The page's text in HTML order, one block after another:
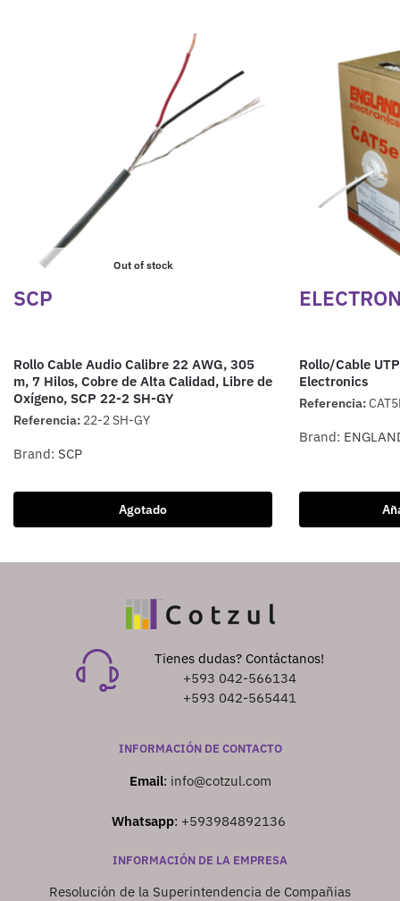
Out of stock
SCP
Rollo Cable Audio Calibre 22 AWG, 305
m, 7 Hilos, Cobre de Alta Calidad, Libre de
Oxígeno, SCP 22-2 SH-GY
Referencia: 22-2 SH-GY
Brand: SCP
Agotado
Rollo/Cable
Electronics
Referencia:
Brand:
Tienes dudas? Contáctanos!
+593 042-566134
+593 042-565441
INFORMACIÓN DE CONTACTO
Email: info@cotzul.com
Whatsapp: +593984892136
INFORMACIÓN DE LA EMPRESA
Resolución de la Superintendencia de Compañias